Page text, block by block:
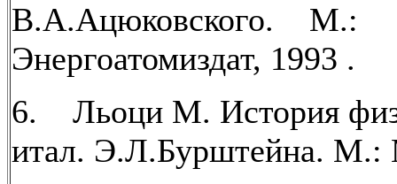
B.А.Ацюковского. М.:
Энергоатомиздат, 1993 .
6. Льоци М. История
итал. Э.Л.Бурштейна. М.: